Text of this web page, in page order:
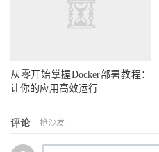
从零开始掌握Docker部署教程：
让你的应用高效运行
评论 抢沙发